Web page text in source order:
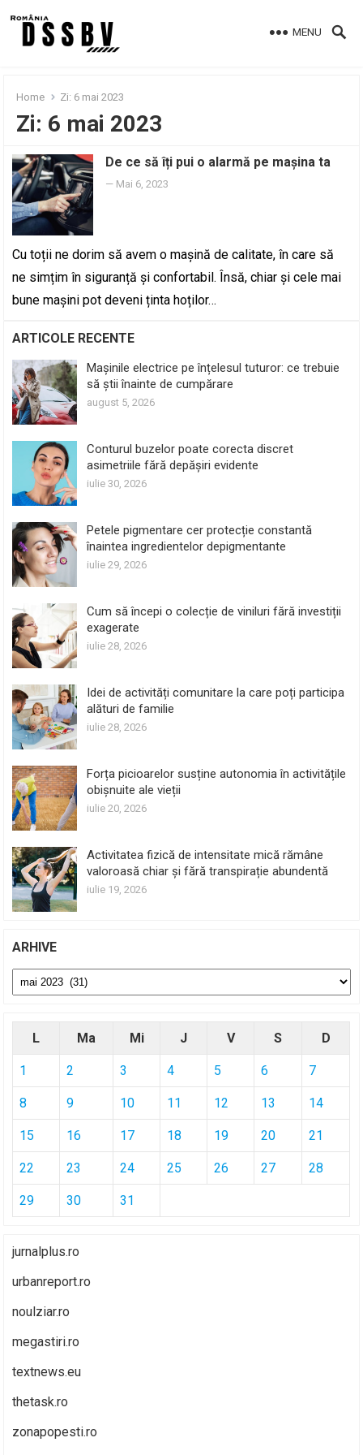
MENU
Home Zi: 6 mai 2023
Zi: 6 mai 2023
De ce să îți pui o alarmă pe mașina ta
— Mai 6, 2023
Cu toții ne dorim să avem o mașină de calitate, în care să
ne simțim în siguranță și confortabil. Însă, chiar și cele mai
bune mașini pot deveni ținta hoților…
ARTICOLE RECENTE
Mașinile electrice pe înțelesul tuturor: ce trebuie
să știi înainte de cumpărare
august 5, 2026
Conturul buzelor poate corecta discret
asimetriile fără depășiri evidente
iulie 30, 2026
Petele pigmentare cer protecție constantă
înaintea ingredientelor depigmentante
iulie 29, 2026
Cum să începi o colecție de viniluri fără investiții
exagerate
iulie 28, 2026
Idei de activități comunitare la care poți participa
alături de familie
iulie 28, 2026
Forța picioarelor susține autonomia în activitățile
obișnuite ale vieții
iulie 20, 2026
Activitatea fizică de intensitate mică rămâne
valoroasă chiar și fără transpirație abundentă
iulie 19, 2026
ARHIVE
Arhive
L Ma Mi J V S D
1 2 3 4 5 6 7
8 9 10 11 12 13 14
15 16 17 18 19 20 21
22 23 24 25 26 27 28
29 30 31
jurnalplus.ro
urbanreport.ro
noulziar.ro
megastiri.ro
textnews.eu
thetask.ro
zonapopesti.ro